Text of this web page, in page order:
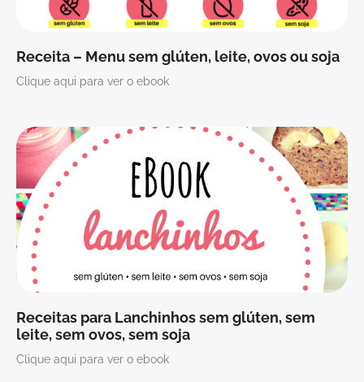
Receita – Menu sem glúten, leite, ovos ou soja
Clique aqui para ver o ebook
Receitas para Lanchinhos sem glúten, sem
leite, sem ovos, sem soja
Clique aqui para ver o ebook